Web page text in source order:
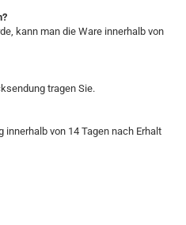
kann man die Ware innerhalb von
tragen Sie.
innerhalb von 14 Tagen nach Erhalt